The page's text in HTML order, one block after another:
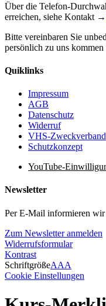
Über die Telefon-
erreichen, siehe Kontakt →
Bitte vereinbaren Sie
persönlich zu uns kommen
Quiklinks
Impressum
AGB
Datenschutz
Widerruf
VHS-Zweckverband
Schutzkonzept
YouTube-
Newsletter
Per E-Mail informieren wir
Zum Newsletter anmelden
Widerrufsformular
Kontrast
SchriftgrößeAAA
Cookie Einstellungen